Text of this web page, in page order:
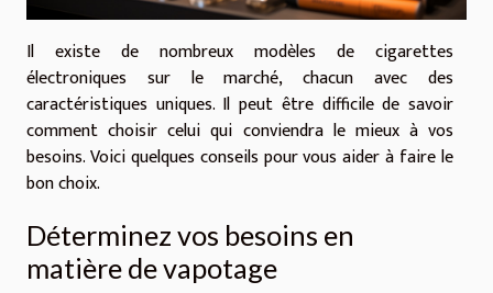
Il existe de nombreux modèles de cigarettes
électroniques sur le marché, chacun avec des
caractéristiques uniques. Il peut être difficile de savoir
comment choisir celui qui conviendra le mieux à vos
besoins. Voici quelques conseils pour vous aider à faire le
bon choix.
Déterminez vos besoins en
matière de vapotage